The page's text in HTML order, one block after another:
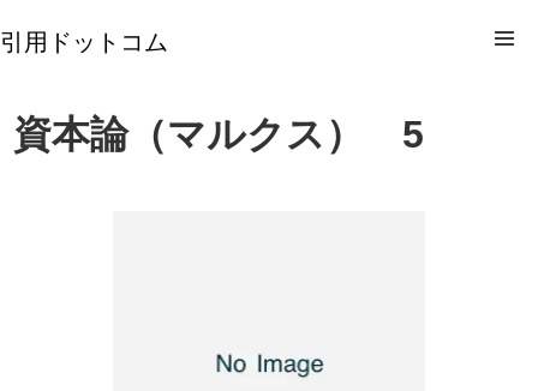
引用ドットコム
資本論（マルクス） 5